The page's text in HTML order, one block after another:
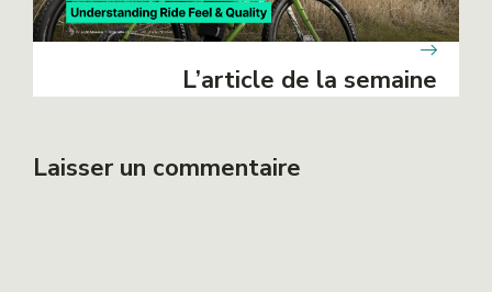
L’article de la semaine
Laisser un commentaire